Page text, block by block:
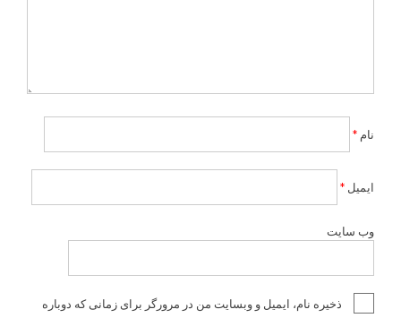
نام *
ایمیل *
وب‌ سایت
ذخیره نام، ایمیل و وبسایت من در مرورگر برای زمانی که دوباره